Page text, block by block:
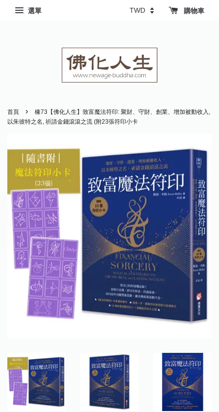
選單 購物車
首頁 ›
橡73【佛化人生】致富魔法符印: 聚財、守財、創業、增加被動收入,
以朱彼特之名, 祈請金錢滾滾之流 (附23張符印小卡